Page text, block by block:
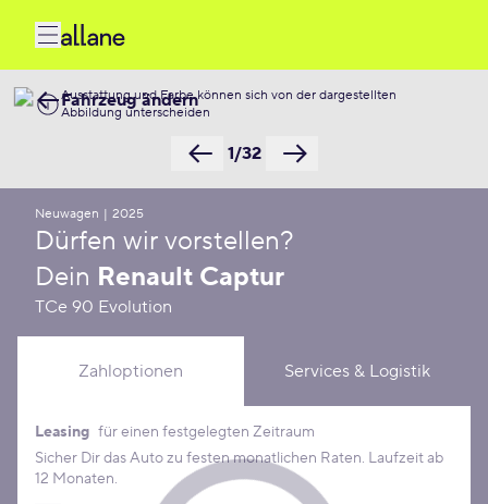
Ausstattung und Farbe können sich von der dargestellten
Abbildung unterscheiden
1/32
Fahrzeug ändern
Neuwagen | 2025
Dürfen wir vorstellen?
Dein Renault Captur
TCe 90 Evolution
Zahloptionen Services & Logistik
Leasing Konditionen
Leasing für einen festgelegten Zeitraum
Sicher Dir das Auto zu festen monatlichen Raten. Laufzeit ab
12 Monaten.